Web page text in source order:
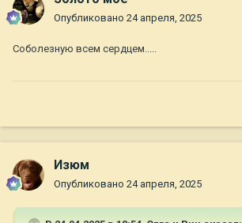
Опубликовано 24 апреля, 2025
Соболезную всем сердцем.....
Изюм
Опубликовано 24 апреля, 2025